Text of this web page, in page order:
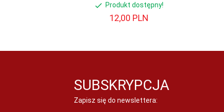
Produkt dostępny!
12,00 PLN
SUBSKRYPCJA
Zapisz się do newslettera: